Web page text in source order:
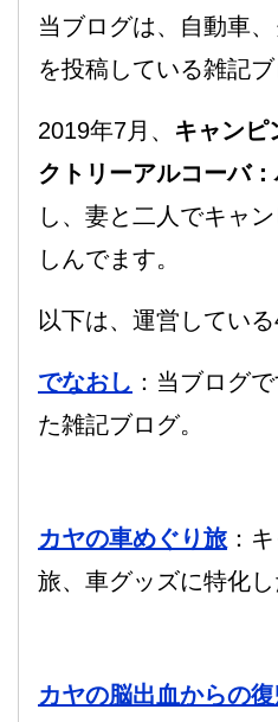
当ブログは、自動車
を投稿している雑記ブ
2019年7月、 キャンピ
クトリーアルコーバ：
し、妻と二人でキャ
しんでます。
以下は、運営している
でなおし ：当ブログ
た雑記ブログ。
カヤの車めぐり旅 ：
旅、車グッズに特化し
カヤの脳出血からの